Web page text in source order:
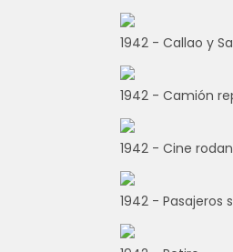
1942 - Callao y
1942 - Camión
1942 - Cine
1942 - Pasajeros